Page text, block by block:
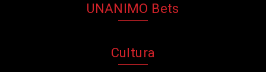
UNANIMO Bets
Cultura